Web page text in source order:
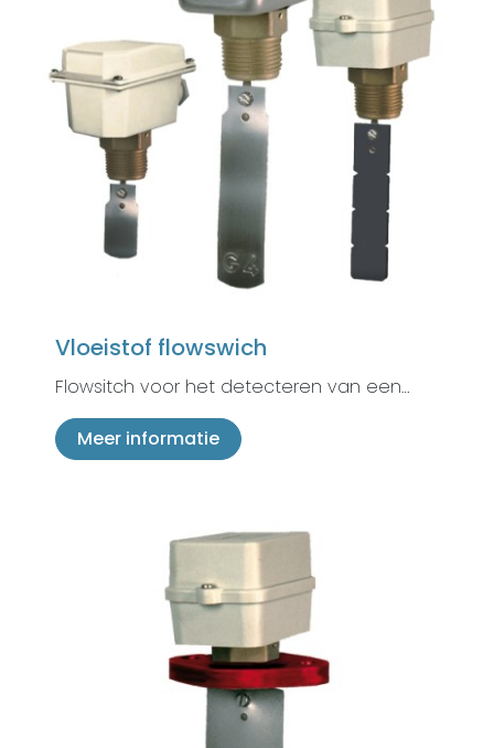
Vloeistof flowswich
Flowsitch voor het detecteren van een…
Meer informatie